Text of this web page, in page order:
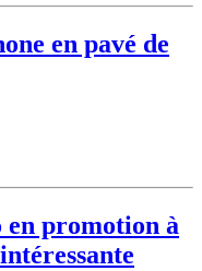
en pavé de
en promotion à